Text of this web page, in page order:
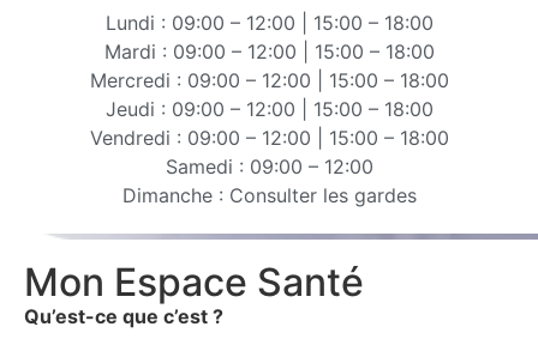
Lundi : 09:00 – 12:00 | 15:00 – 18:00
Mardi : 09:00 – 12:00 | 15:00 – 18:00
Mercredi : 09:00 – 12:00 | 15:00 – 18:00
Jeudi : 09:00 – 12:00 | 15:00 – 18:00
Vendredi : 09:00 – 12:00 | 15:00 – 18:00
Samedi : 09:00 – 12:00
Dimanche : Consulter les gardes
Mon Espace Santé
Qu’est-ce que c’est ?